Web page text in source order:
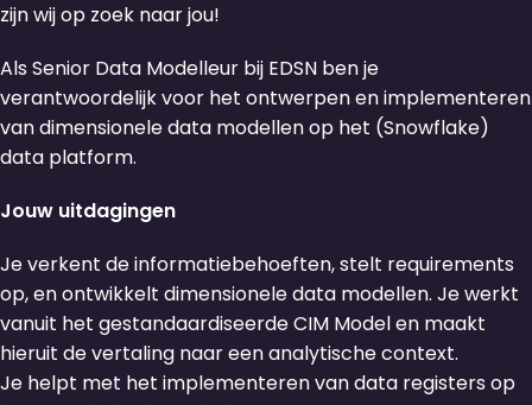
zijn wij op zoek naar jou!
Als Senior Data Modelleur bij EDSN ben je
verantwoordelijk voor het ontwerpen en implementeren
van dimensionele data modellen op het (Snowflake)
data platform.
Jouw uitdagingen
Je verkent de informatiebehoeften, stelt requirements
op, en ontwikkelt dimensionele data modellen. Je werkt
vanuit het gestandaardiseerde CIM Model en maakt
hieruit de vertaling naar een analytische context.
Je helpt met het implementeren van data registers op